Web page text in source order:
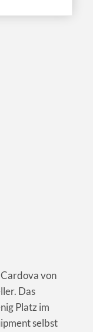
von
Das
Platz im
selbst